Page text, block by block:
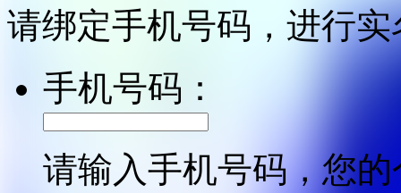
请绑定手机号码，进行
手机号码：
请输入手机号码，您